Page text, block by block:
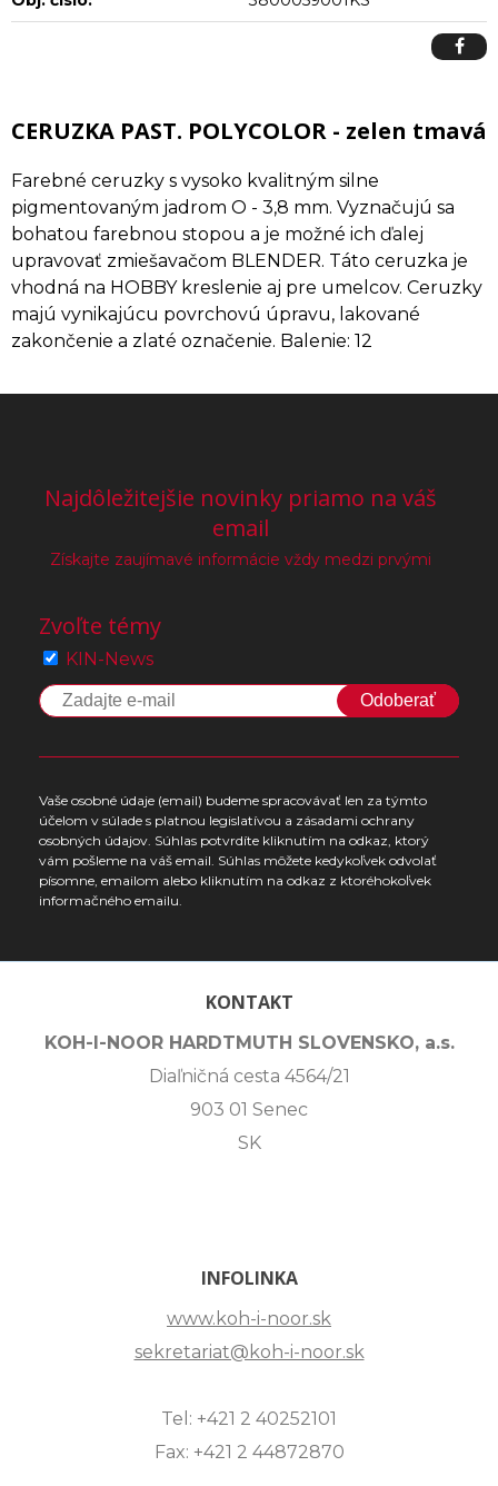
CERUZKA PAST. POLYCOLOR - zelen tmavá
Farebné ceruzky s vysoko kvalitným silne
pigmentovaným jadrom O - 3,8 mm. Vyznačujú sa
bohatou farebnou stopou a je možné ich ďalej
upravovať zmiešavačom BLENDER. Táto ceruzka je
vhodná na HOBBY kreslenie aj pre umelcov. Ceruzky
majú vynikajúcu povrchovú úpravu, lakované
zakončenie a zlaté označenie. Balenie: 12
Najdôležitejšie novinky priamo na váš
email
Získajte zaujímavé informácie vždy medzi prvými
Zvoľte témy
KIN-News
Odoberať
Vaše osobné údaje (email) budeme spracovávať len za týmto
účelom v súlade s platnou legislatívou a zásadami ochrany
osobných údajov. Súhlas potvrdíte kliknutím na odkaz, ktorý
vám pošleme na váš email. Súhlas môžete kedykoľvek odvolať
písomne, emailom alebo kliknutím na odkaz z ktoréhokoľvek
informačného emailu.
KONTAKT
KOH-I-NOOR HARDTMUTH SLOVENSKO, a.s.
Diaľničná cesta 4564/21
903 01 Senec
SK
INFOLINKA
www.koh-i-noor.sk
sekretariat@koh-i-noor.sk
Tel: +421 2 40252101
Fax: +421 2 44872870